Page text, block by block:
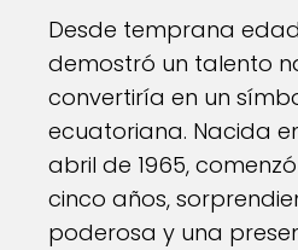
Desde temprana
demostró un talento
convertiría en un
ecuatoriana. Nacida
abril de 1965,
cinco años,
poderosa y una